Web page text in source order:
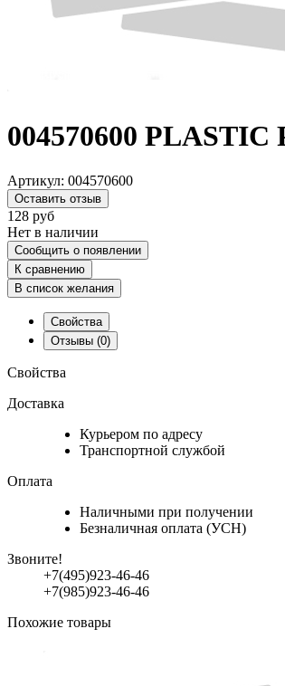
004570600 PLASTIC
Артикул: 004570600
Оставить отзыв
128 руб
Нет в наличии
Сообщить о появлении
К сравнению
В список желания
Свойства
Отзывы (0)
Свойства
Доставка
Курьером по адресу
Транспортной службой
Оплата
Наличными при получении
Безналичная оплата (УСН)
Звоните!
+7(495)923-46-46
+7(985)923-46-46
Похожие товары